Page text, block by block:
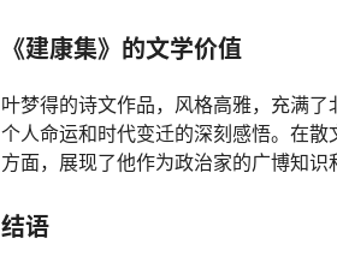
《建康集》的文学价值
叶梦得的诗文作品，风格高雅，充满
个人命运和时代变迁的深刻感悟。在
方面，展现了他作为政治家的广博知识
结语